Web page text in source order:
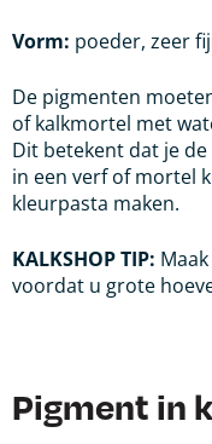
Vorm: poeder, zeer
De pigmenten
of kalkmortel met
Dit betekent dat je
in een verf of mortel
kleurpasta maken.
KALKSHOP TIP:
voordat u grote
Pigment in